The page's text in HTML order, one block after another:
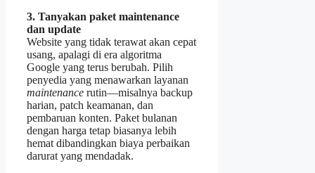
3. Tanyakan paket maintenance
dan update
Website yang tidak terawat akan cepat
usang, apalagi di era algoritma
Google yang terus berubah. Pilih
penyedia yang menawarkan layanan
maintenance rutin—misalnya backup
harian, patch keamanan, dan
pembaruan konten. Paket bulanan
dengan harga tetap biasanya lebih
hemat dibandingkan biaya perbaikan
darurat yang mendadak.